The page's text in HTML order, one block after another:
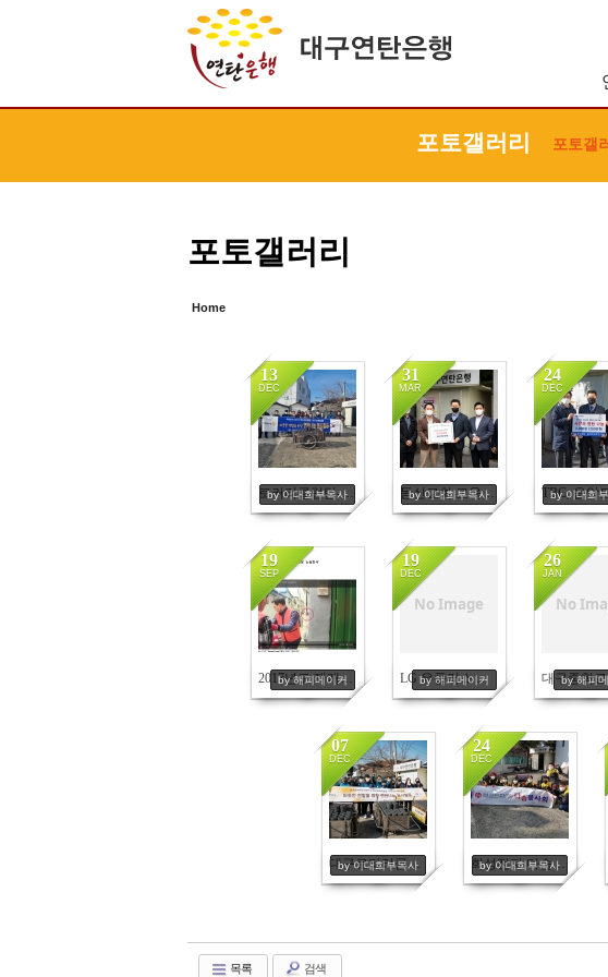
포토갤러리 포토갤
포토갤러리
Home
로커리클럽팀-12월9일
13
DEC
by 이대희부목사
9405
동신교회 교육위원회 기부금 전달식
31
MAR
by 이대희부목사
7469
24
DEC
by 이대희
6663
2017년도 재개식 티브로드 뉴스
19
SEP
by 해피메이커
5558 No Image
LG 유플러스 직원들
19
DEC
by 해피메이커
5046 No
26
JAN
by 해피
5024
대구로타리클럽 - 12월3일
07
DEC
by 이대희부목사
4892
희성전자 다솜봉사회 - 12월12일
24
DEC
by 이대희부목사
4887
목록 검색